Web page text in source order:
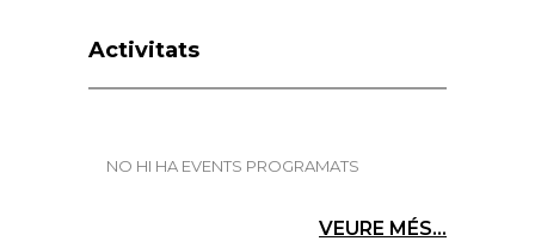
Activitats
NO HI HA EVENTS PROGRAMATS
VEURE MÉS...